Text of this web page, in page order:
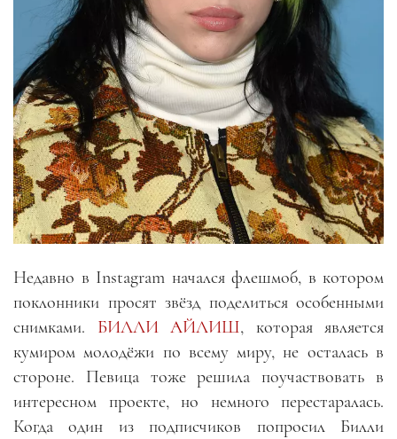
Недавно в Instagram начался флешмоб, в котором
поклонники просят звёзд поделиться особенными
снимками. БИЛЛИ АЙЛИШ, которая является
кумиром молодёжи по всему миру, не осталась в
стороне. Певица тоже решила поучаствовать в
интересном проекте, но немного перестаралась.
Когда один из подписчиков попросил Билли